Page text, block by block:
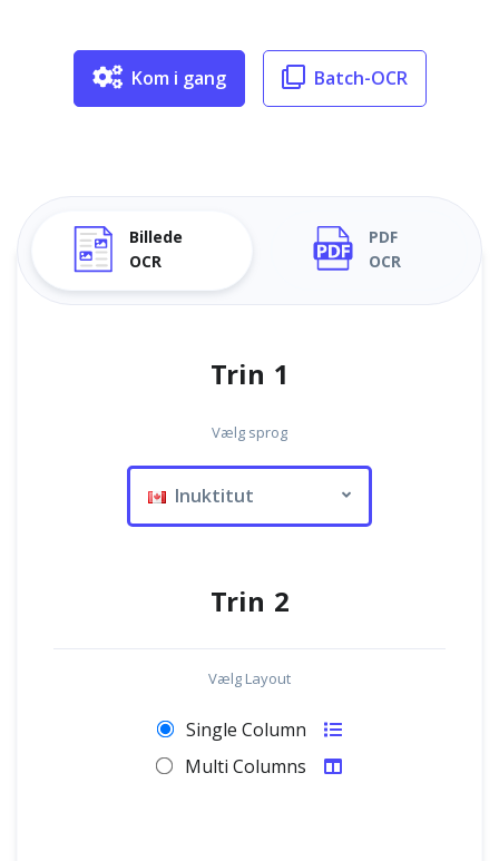
Kom i gang Batch-OCR
Billede
OCR
PDF
OCR
Trin 1
Vælg sprog
Inuktitut
Trin 2
Vælg Layout
Single Column
Multi Columns